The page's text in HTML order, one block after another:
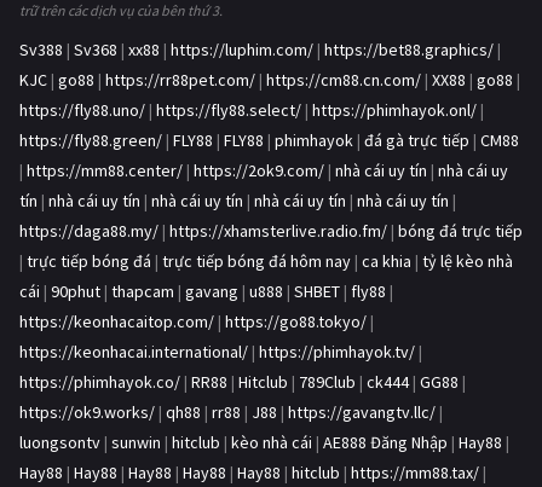
trữ trên các dịch vụ của bên thứ 3.
Sv388 | Sv368 | xx88 | https://luphim.com/ | https://bet88.graphics/ |
KJC | go88 | https://rr88pet.com/ | https://cm88.cn.com/ | XX88 | go88 |
https://fly88.uno/ | https://fly88.select/ | https://phimhayok.onl/ |
https://fly88.green/ | FLY88 | FLY88 | phimhayok | đá gà trực tiếp | CM88
| https://mm88.center/ | https://2ok9.com/ | nhà cái uy tín | nhà cái uy
tín | nhà cái uy tín | nhà cái uy tín | nhà cái uy tín | nhà cái uy tín |
https://daga88.my/ | https://xhamsterlive.radio.fm/ | bóng đá trực tiếp
| trực tiếp bóng đá | trực tiếp bóng đá hôm nay | ca khia | tỷ lệ kèo nhà
cái | 90phut | thapcam | gavang | u888 | SHBET | fly88 |
https://keonhacaitop.com/ | https://go88.tokyo/ |
https://keonhacai.international/ | https://phimhayok.tv/ |
https://phimhayok.co/ | RR88 | Hitclub | 789Club | ck444| GG88 |
https://ok9.works/ | qh88 | rr88 | J88 | https://gavangtv.llc/ |
luongsontv | sunwin | hitclub | kèo nhà cái | AE888 Đăng Nhập | Hay88 |
Hay88 | Hay88 | Hay88 | Hay88 | Hay88 | hitclub | https://mm88.tax/ |